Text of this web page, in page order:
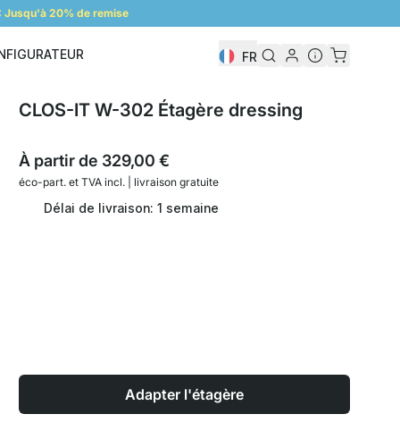
Jusqu'à 20% de remise
FR
CLOS-IT W-302 Étagère dressing
À partir de 329,00 €
éco-part. etTVA incl. | livraison gratuite
Délai de livraison: 1 semaine
Adapter l'étagère